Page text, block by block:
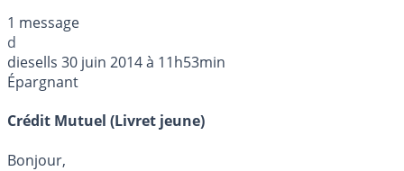
1 message
d
diesells 30 juin 2014 à 11h53min
Épargnant
Crédit Mutuel (Livret jeune)
Bonjour,